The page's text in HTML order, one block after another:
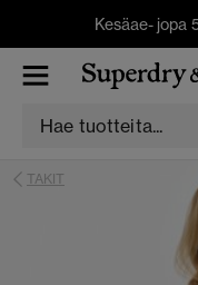
Kesäae- jopa
TAKIT